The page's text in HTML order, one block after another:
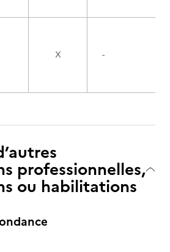
X -
professionnelles,
ou habilitations